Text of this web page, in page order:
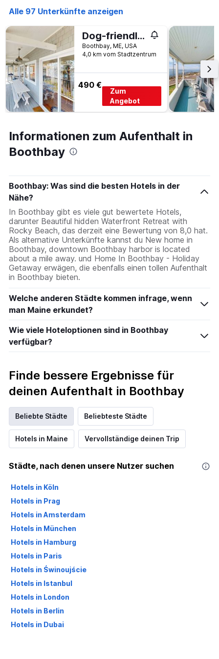
1
X-
Achse,
die
Wochentage
anzeigt.
Das
Diagramm
hat
1
Y-
den
durchschnittlichen
Zimmerpreis
Alle 97 Unterkünfte anzeigen
Dog-friendly river-view home with wood stove, deck, patio, dock, beach, grill
Boothbay, ME, USA
4,0 km vom Stadtzentrum
490 €
Zum
Angebot
Informationen zum Aufenthalt in
Boothbay
Boothbay: Was sind die besten Hotels in der
Nähe?
In Boothbay gibt es viele gut bewertete Hotels,
darunter Beautiful hidden Waterfront Retreat with
Rocky Beach, das derzeit eine Bewertung von 8,0 hat.
Als alternative Unterkünfte kannst du New home in
Boothbay, downtown Boothbay harbor is located
about a mile away. und Home In Boothbay - Holiday
Getaway erwägen, die ebenfalls einen tollen Aufenthalt
in Boothbay bieten.
Welche anderen Städte kommen infrage, wenn
man Maine erkundet?
Wie viele Hoteloptionen sind in Boothbay
verfügbar?
Finde bessere Ergebnisse für
deinen Aufenthalt in Boothbay
Beliebte Städte Beliebteste Städte
Hotels in Maine Vervollständige deinen Trip
Städte, nach denen unsere Nutzer suchen
Hotels in Köln
Hotels in Prag
Hotels in Amsterdam
Hotels in München
Hotels in Hamburg
Hotels in Paris
Hotels in Świnoujście
Hotels in Istanbul
Hotels in London
Hotels in Berlin
Hotels in Dubai